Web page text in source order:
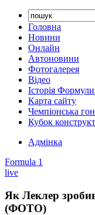
Головна
Новини
Онлайн
Автоновини
Фотогалерея
Відео
Історія
Карта сайту
Чемпіонська
Кубок
Адмінка
Formula 1
live
Як Леклер
(ФОТО)